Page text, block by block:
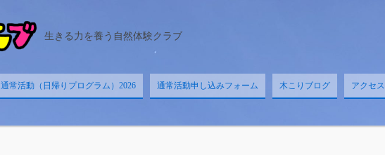
生きる力を養う自然体験クラブ
通常活動（日帰りプログラム）2026 通常活動申し込みフォーム 木こりブログ アクセス